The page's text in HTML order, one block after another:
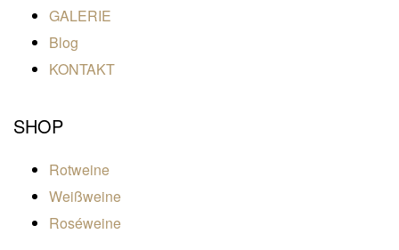
GALERIE
Blog
KONTAKT
SHOP
Rotweine
Weißweine
Roséweine